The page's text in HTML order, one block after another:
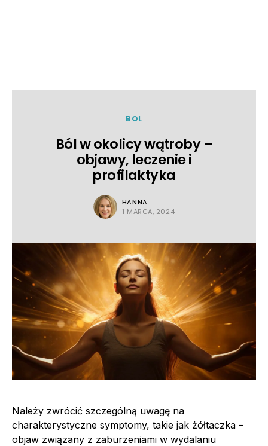
BOL
Ból w okolicy wątroby –
objawy, leczenie i
profilaktyka
HANNA
1 MARCA, 2024
Należy zwrócić szczególną uwagę na
charakterystyczne symptomy, takie jak żółtaczka –
objaw związany z zaburzeniami w wydalaniu